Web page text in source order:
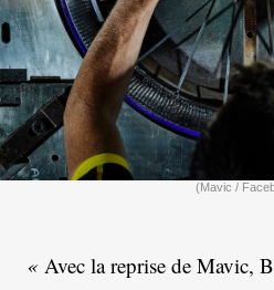
(Mavic /
« Avec la reprise de Mavic,